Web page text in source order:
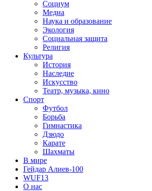
Социум
Медиа
Наука и образование
Экология
Социальная защита
Религия
Культура
История
Наследие
Искусство
Театр, музыка, кино
Спорт
Футбол
Борьба
Гимнастика
Дзюдо
Карате
Шахматы
В мире
Гейдар Алиев-100
WUF13
О нас